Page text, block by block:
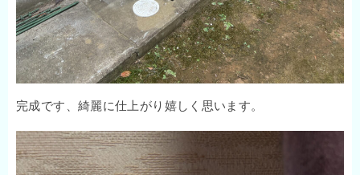
完成です、綺麗に仕上がり嬉しく思います。